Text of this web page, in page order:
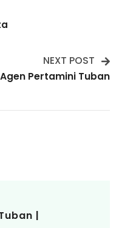
NEXT POST
Agen Pertamini Tuban
|